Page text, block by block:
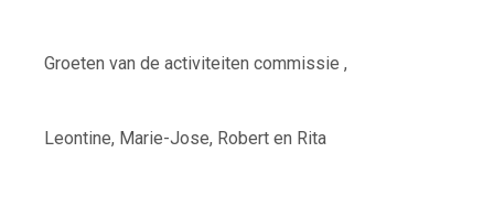
Groeten van de activiteiten commissie ,
Leontine, Marie-Jose, Robert en Rita